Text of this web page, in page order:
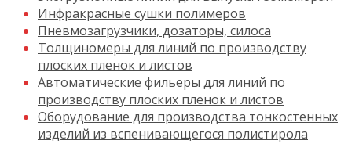
Инфракрасные сушки полимеров
Пневмозагрузчики, дозаторы, силоса
Толщиномеры для линий по производству
плоских пленок и листов
Автоматические фильеры для линий по
производству плоских пленок и листов
Оборудование для производства тонкостенных
изделий из вспенивающегося полистирола